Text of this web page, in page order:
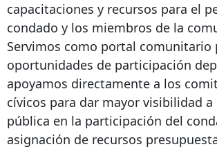
capacitaciones y recursos para el
condado y los miembros de la
Servimos como portal comunitario
oportunidades de participación
apoyamos directamente a los
cívicos para dar mayor visibilidad
pública en la participación del
asignación de recursos